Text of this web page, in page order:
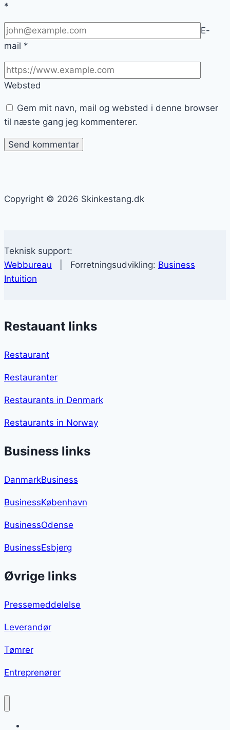
*
E-
mail *
Websted
Gem mit navn, mail og websted i denne browser
til næste gang jeg kommenterer.
Copyright © 2026 Skinkestang.dk
Teknisk support:
Webbureau | Forretningsudvikling: Business
Intuition
Restauant links
Restaurant
Restauranter
Restaurants in Denmark
Restaurants in Norway
Business links
DanmarkBusiness
BusinessKøbenhavn
BusinessOdense
BusinessEsbjerg
Øvrige links
Pressemeddelelse
Leverandør
Tømrer
Entreprenører